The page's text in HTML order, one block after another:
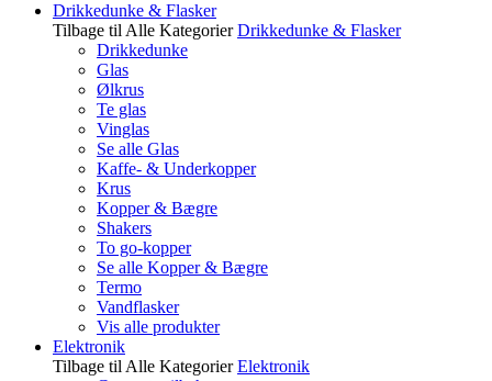
Drikkedunke & Flasker
Tilbage til Alle Kategorier Drikkedunke & Flasker
Drikkedunke
Glas
Ølkrus
Te glas
Vinglas
Se alle Glas
Kaffe- & Underkopper
Krus
Kopper & Bægre
Shakers
To go-kopper
Se alle Kopper & Bægre
Termo
Vandflasker
Vis alle produkter
Elektronik
Tilbage til Alle Kategorier Elektronik